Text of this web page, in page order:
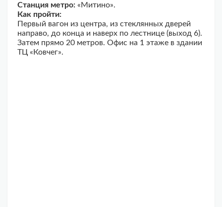
Станция метро: «Митино».
Как пройти:
Первый вагон из центра, из стеклянных дверей
направо, до конца и наверх по лестнице (выход 6).
Затем прямо 20 метров. Офис на 1 этаже в здании
ТЦ «Ковчег».